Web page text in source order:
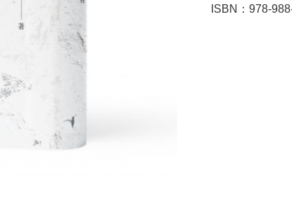
ISBN：978-